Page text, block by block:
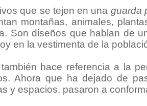
que se tejen en una guarda
montañas, animales,
Son diseños que hablan de
en la vestimenta de la
también hace referencia a la
Ahora que ha dejado de
y espacios, pasaron a